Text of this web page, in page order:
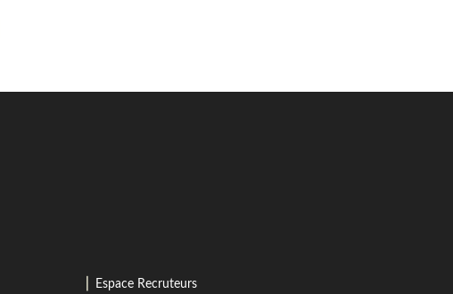
Espace Recruteurs